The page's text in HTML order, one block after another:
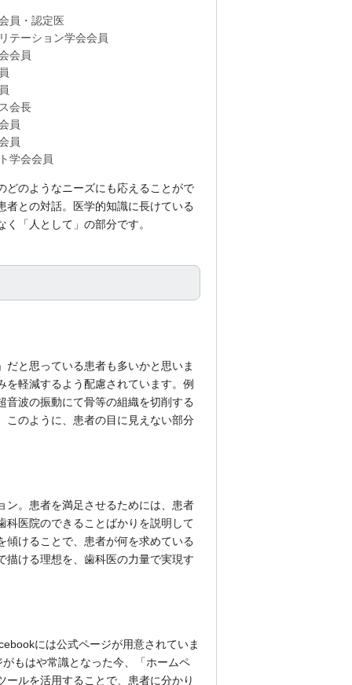
員・認定医
テーション学会会員
会員
会長
員
員
学会会員
どのようなニーズにも応えることがで
との対話。医学的知識に長けている
「人として」の部分です。
と思っている患者も多いかと思いま
軽減するよう配慮されています。例
波の振動にて骨等の組織を切削する
このように、患者の目に見えない部分
ン。患者を満足させるためには、患者
科医院のできることばかりを説明して
けることで、患者が何を求めている
描ける理想を、歯科医の力量で実現す
には公式ページが用意されていま
もはや常識となった今、「ホームペ
ルを活用することで、患者に分かり